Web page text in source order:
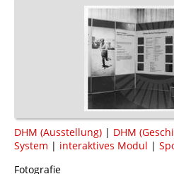
DHM (Ausstellung) | DHM
System | interaktives Modul |
Fotografie